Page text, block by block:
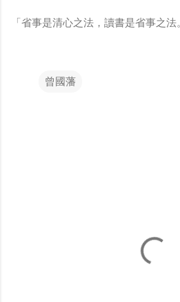
「省事是清心之法，讀書是省事之
曾國藩